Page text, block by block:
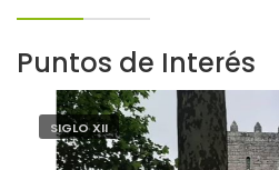
Puntos de Interés
SIGLO XII